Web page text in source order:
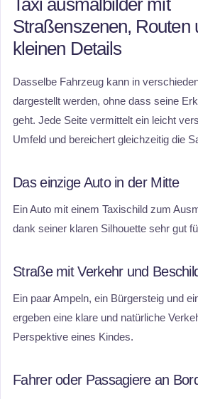
Straßenszenen, Routen
kleinen Details
Dasselbe Fahrzeug kann in
dargestellt werden, ohne dass seine
geht. Jede Seite vermittelt ein leicht
Umfeld und bereichert gleichzeitig die
Das einzige Auto in der Mitte
Ein Auto mit einem Taxischild zum
dank seiner klaren Silhouette sehr gut
Straße mit Verkehr und
Ein paar Ampeln, ein Bürgersteig und
ergeben eine klare und natürliche
Perspektive eines Kindes.
Fahrer oder Passagiere an